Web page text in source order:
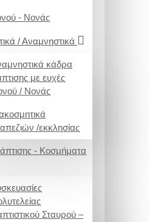
- Νονάς
/ Αναμνηστικά
κάδρα
με ευχές
/ Νονάς
/εκκλησίας
- Κοσμήματα
Σταυρού –